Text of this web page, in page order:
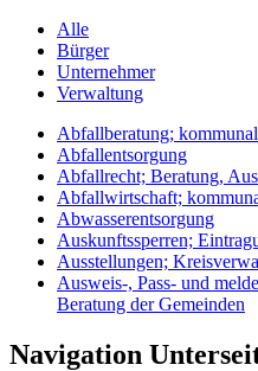
Alle
Bürger
Unternehmer
Verwaltung
Abfallberatung; kommunal
Abfallentsorgung
Abfallrecht; Beratung,
Abfallwirtschaft;
Abwasserentsorgung
Auskunftssperren;
Ausstellungen;
Ausweis-, Pass- und
Beratung der Gemeinden
Navigation